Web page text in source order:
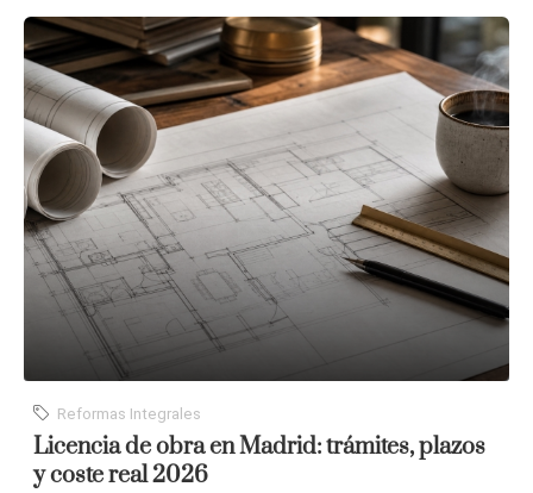
Reformas Integrales
Licencia de obra en Madrid: trámites, plazos
y coste real 2026